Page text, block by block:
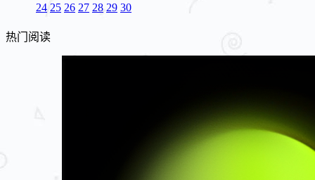
24 25 26 27 28 29 30
热门阅读